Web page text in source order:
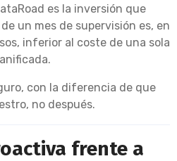
es la inversión que
un mes de supervisión es, en
inferior al coste de una sola
con la diferencia de que
no después.
frente a